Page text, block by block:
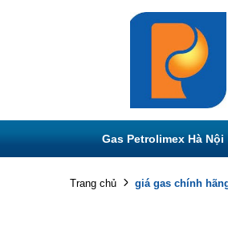
Gas Petrolimex Hà Nội
Trang chủ giá gas chính